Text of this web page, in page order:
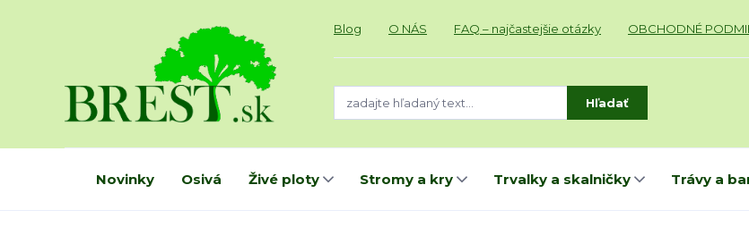
Blog O NÁS FAQ – najčastejšie otázky OBCHODNÉ
Hľadať
Novinky Osivá Živé ploty Stromy a kry Trvalky a skalničky Trávy a